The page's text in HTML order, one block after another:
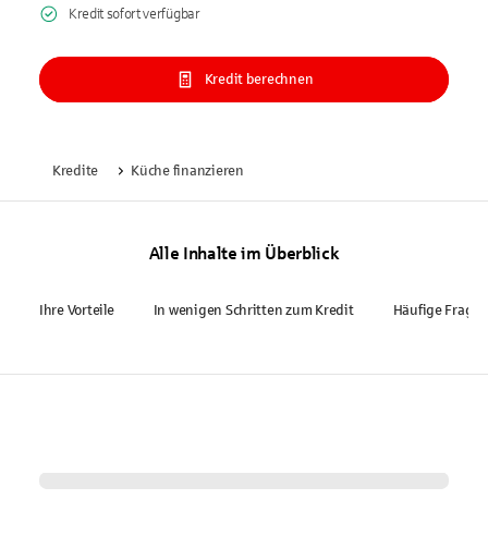
Kredit sofort verfügbar
Kredit berechnen
Kredite Küche finanzieren
Alle Inhalte im Überblick
Ihre Vorteile In wenigen Schritten zum Kredit Häufige Fragen